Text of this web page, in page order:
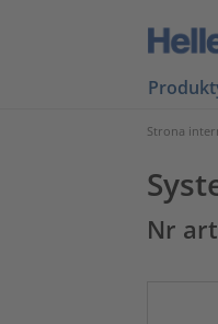
Strona
Nr